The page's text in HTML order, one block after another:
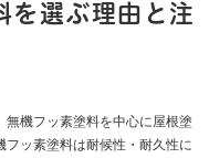
を選ぶ理由と注
機フッ素塗料を中心に屋根塗
ッ素塗料は耐候性・耐久性に